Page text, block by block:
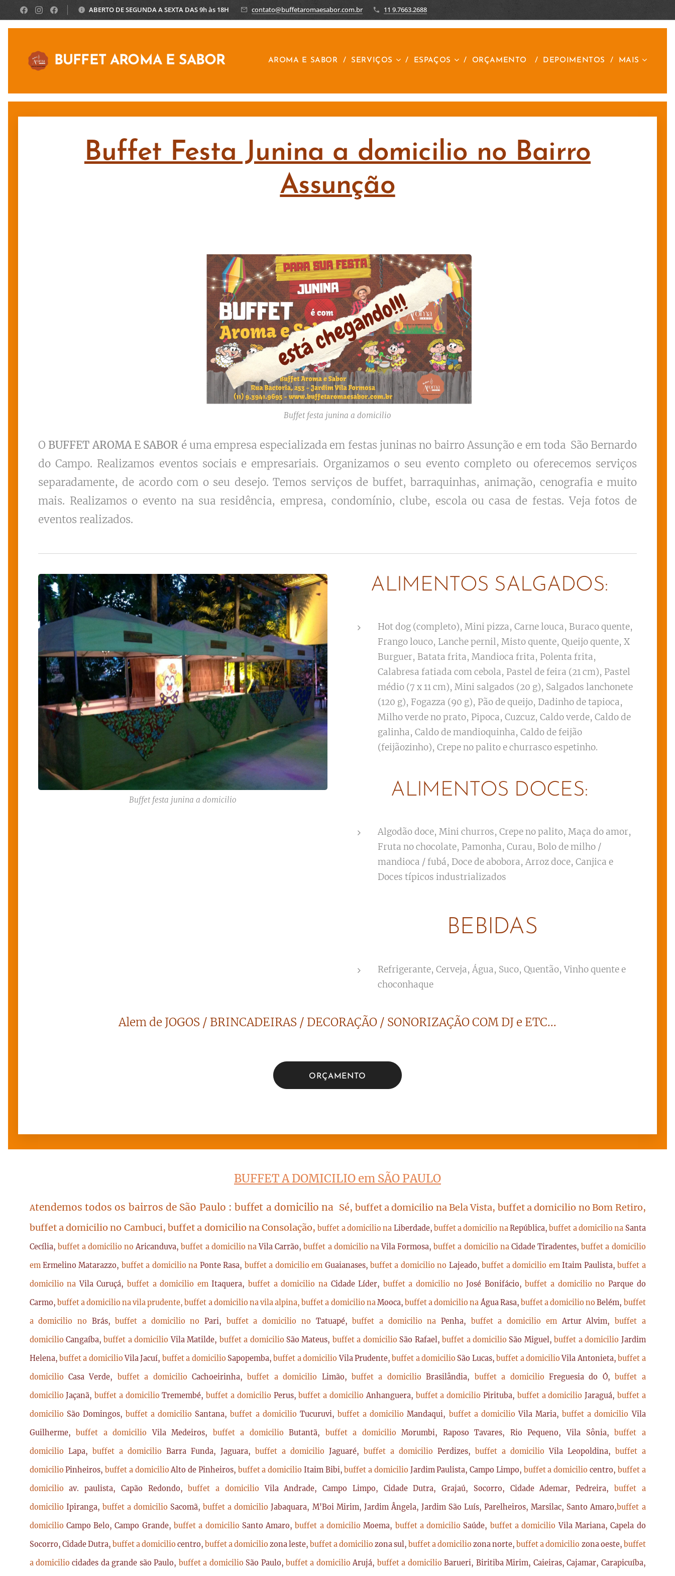
ABERTO DE SEGUNDA A SEXTA DAS 9h às 18H contato@buffetaromaesabor.com.br 11 9.7663.2688
BUFFET AROMA E SABOR AROMA E SABOR SERVIÇOS ESPAÇOS ORÇAMENTO DEPOIMENTOS MAIS
Buffet Festa Junina a domicilio no Bairro
Assunção
Buffet festa junina a domicilio
O BUFFET AROMA E SABOR é uma empresa especializada em festas juninas no bairro Assunção e emtoda São Bernardo
do Campo. Realizamos eventos sociais e empresariais. Organizamos o seu evento completo ou oferecemos serviços
separadamente, de acordo com o seu desejo. Temos serviços de buffet, barraquinhas, animação, cenografia e muito
mais. Realizamos o evento na sua residência, empresa, condomínio, clube, escola ou casa de festas. Veja fotos de
eventos realizados.
Buffet festa junina a domicilio
ALIMENTOS SALGADOS:
Hot dog (completo), Mini pizza, Carne louca, Buraco quente,
Frango louco, Lanche pernil, Misto quente, Queijo quente, X
Burguer, Batata frita, Mandioca frita, Polenta frita,
Calabresa fatiada com cebola, Pastel de feira (21 cm), Pastel
médio (7 x 11 cm), Mini salgados (20 g), Salgados lanchonete
(120 g), Fogazza (90 g), Pão de queijo, Dadinho de tapioca,
Milho verde no prato, Pipoca, Cuzcuz, Caldo verde, Caldo de
galinha, Caldo de mandioquinha, Caldo de feijão
(feijãozinho), Crepe no palito e churrasco espetinho.
ALIMENTOS DOCES:
Algodão doce, Mini churros, Crepe no palito, Maça do amor,
Fruta no chocolate, Pamonha, Curau, Bolo de milho /
mandioca / fubá, Doce de abobora, Arroz doce, Canjica e
Doces típicos industrializados
BEBIDAS
Refrigerante, Cerveja, Água, Suco, Quentão, Vinho quente e
choconhaque
Alem de JOGOS / BRINCADEIRAS / DECORAÇÃO / SONORIZAÇÃO COM DJ e ETC...
ORÇAMENTO
BUFFET A DOMICILIO em SÃO PAULO
Atendemos todos os bairros de São Paulo : buffet a domicilio na Sé, buffet a domicilio na Bela Vista, buffet a domicilio no Bom Retiro,
buffet a domicilio no Cambuci, buffet a domicilio na Consolação,buffet a domicilio na Liberdade, buffet a domicilio naRepública,buffet a domicilio na Santa
Cecília, buffet a domicilio noAricanduva,buffet a domicilio naVila Carrão,buffet a domicilio naVila Formosa,buffet a domicilio na Cidade Tiradentes,buffet a domicilio
em Ermelino Matarazzo, buffet a domicilio na Ponte Rasa, buffet a domicilio em Guaianases,buffet a domicilio no Lajeado,buffet a domicilio emItaim Paulista,buffet a
domicilio naVila Curuçá, buffet a domicilio emItaquera,buffet a domicilio na Cidade Líder, buffet a domicilio noJosé Bonifácio,buffet a domicilio no Parque do
Carmo, buffet a domicilio na vila prudente,buffet a domicilio na vila alpina, buffet a domicilio naMooca,buffet a domicilio naÁgua Rasa, buffet a domicilio noBelém, buffet
a domicilio no Brás,buffet a domicilio noPari, buffet a domicilio no Tatuapé,buffet a domicilio naPenha, buffet a domicilio emArtur Alvim, buffet a
domicilio Cangaíba,buffet a domicilioVila Matilde, buffet a domicilio São Mateus, buffet a domicilio São Rafael,buffet a domicilio São Miguel,buffet a domicilio Jardim
Helena, buffet a domicilioVila Jacuí, buffet a domicilio Sapopemba,buffet a domicilioVila Prudente,buffet a domicilio São Lucas,buffet a domicilioVila Antonieta,buffet a
domicilio Casa Verde, buffet a domicilio Cachoeirinha,buffet a domicilio Limão,buffet a domicilioBrasilândia, buffet a domicilio Freguesia do Ó,buffet a
domicilioJaçanã,buffet a domicilioTremembé,buffet a domicilio Perus,buffet a domicilioAnhanguera, buffet a domicilio Pirituba, buffet a domicilioJaraguá, buffet a
domicilio São Domingos, buffet a domicilio Santana,buffet a domicilio Tucuruvi, buffet a domicilioMandaqui, buffet a domicilioVila Maria,buffet a domicilioVila
Guilherme,buffet a domicilioVila Medeiros, buffet a domicilioButantã, buffet a domicilioMorumbi, Raposo Tavares, Rio Pequeno, Vila Sônia,buffet a
domicilio Lapa, buffet a domicilio Barra Funda, Jaguara, buffet a domicilio Jaguaré, buffet a domicilio Perdizes, buffet a domicilioVila Leopoldina, buffet a
domicilioPinheiros,buffet a domicilioAlto de Pinheiros, buffet a domicilio Itaim Bibi,buffet a domicilio Jardim Paulista, Campo Limpo, buffet a domiciliocentro, buffet a
domicilioav. paulista, Capão Redondo,buffet a domicilioVila Andrade, Campo Limpo, Cidade Dutra, Grajaú, Socorro, Cidade Ademar, Pedreira, buffet a
domicilio Ipiranga, buffet a domicilio Sacomã,buffet a domicilioJabaquara, M'Boi Mirim, Jardim Ângela, Jardim São Luís, Parelheiros, Marsilac, Santo Amaro,buffet a
domicilio Campo Belo, Campo Grande, buffet a domicilio Santo Amaro,buffet a domicilioMoema, buffet a domicilio Saúde, buffet a domicilioVila Mariana, Capela do
Socorro, Cidade Dutra, buffet a domicilio centro, buffet a domicilio zona leste, buffet a domiciliozona sul,buffet a domiciliozona norte,buffet a domicilio zona oeste, buffet
a domiciliocidades da grande são Paulo, buffet a domicilio São Paulo,buffet a domicilioArujá, buffet a domicilioBarueri, Biritiba Mirim, Caieiras, Cajamar, Carapicuíba,